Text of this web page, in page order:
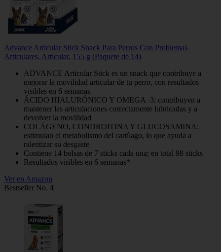
Advance Articular Stick Snack Para Perros Con Problemas
Articulares, Articular, 155 g (Paquete de 14)
ADVANCE Articular Stick es un snack que contribuye a
mejorar la movilidad articular de tu perro, con resultados
visibles en 6 semanas
ÁCIDO HIALURÓNICO Y OMEGA -3; contribuyen a
mantener las articulaciones correctamente lubricadas y a
devolver la movilidad
COLÁGENO, CONDROITINA Y GLUCOSAMINA;
estimulan el metabolismo del cartílago, lo que ayuda a
ralentizar su desgaste
Contiene 14 bolsas de 7 sticks cada una; en total 98 sticks
Resultados visibles en 6 semanas*
Ver en Amazon
Bestseller No. 4